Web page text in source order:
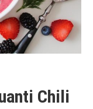
Chili